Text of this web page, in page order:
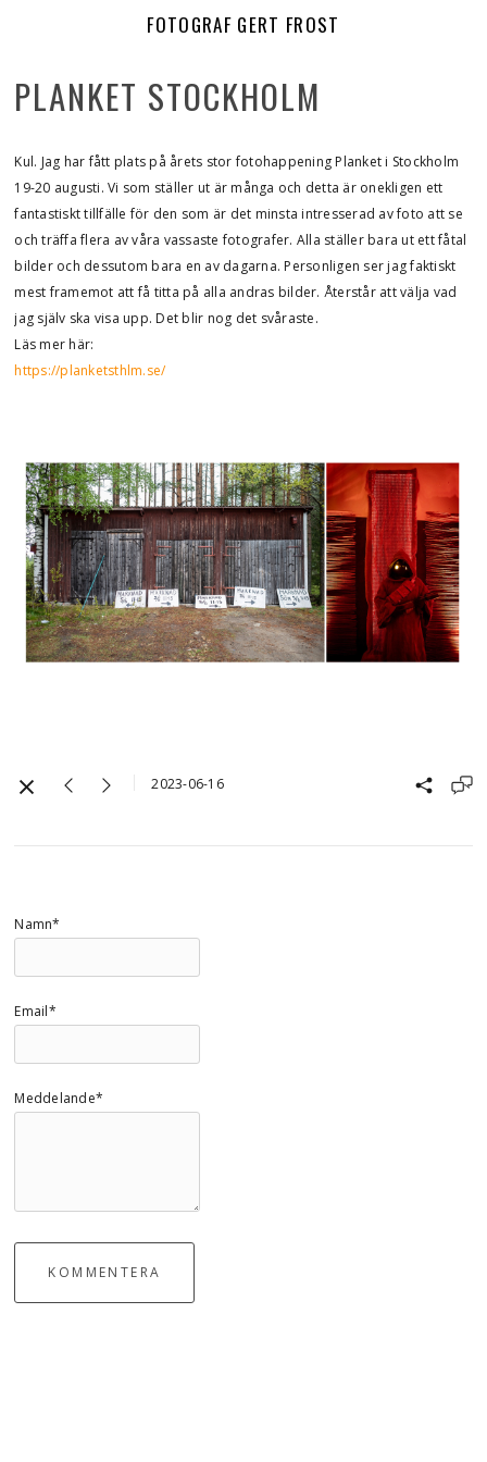
FOTOGRAF GERT FROST
PLANKET STOCKHOLM
Kul. Jag har fått plats på årets stor fotohappening Planket i Stockholm
19-20 augusti. Vi som ställer ut är många och detta är onekligen ett
fantastiskt tillfälle för den som är det minsta intresserad av foto att se
och träffa flera av våra vassaste fotografer. Alla ställer bara ut ett fåtal
bilder och dessutom bara en av dagarna. Personligen ser jag faktiskt
mest framemot att få titta på alla andras bilder. Återstår att välja vad
jag själv ska visa upp. Det blir nog det svåraste.
Läs mer här:
https://planketsthlm.se/
2023-06-16
Namn*
Email*
Meddelande*
KOMMENTERA